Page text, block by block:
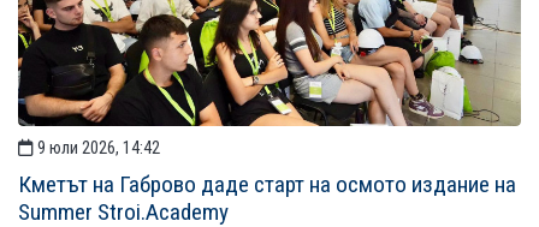
9 юли 2026, 14:42
Кметът на Габрово даде старт на осмото издание на
Summer Stroi.Academy